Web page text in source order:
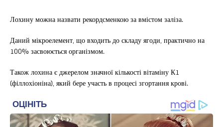
Лохину можна назвати рекордсменкою за вмістом заліза.
Даний мікроелемент, що входить до складу ягоди, практично на
100% засвоюється організмом.
Також лохина є джерелом значної кількості вітаміну К1
(філлохіоніна), який бере участь в процесі згортання крові.